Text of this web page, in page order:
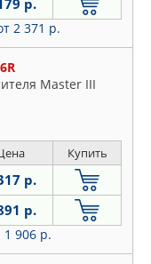
р.
2 371 р.
Master III
Купить
р.
р.
1 906 р.